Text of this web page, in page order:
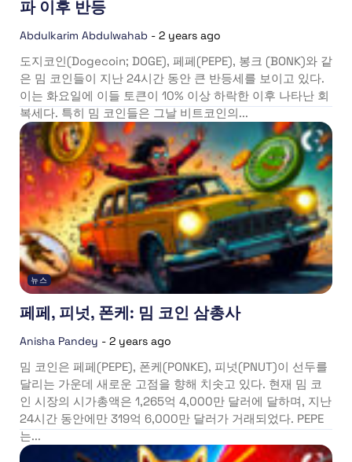
파 이후 반등
Abdulkarim Abdulwahab - 2 years ago
도지코인(Dogecoin; DOGE), 페페(PEPE), 봉크 (BONK)와 같
은 밈 코인들이 지난 24시간 동안 큰 반등세를 보이고 있다.
이는 화요일에 이들 토큰이 10% 이상 하락한 이후 나타난 회
복세다. 특히 밈 코인들은 그날 비트코인의...
뉴스
페페, 피넛, 폰케: 밈 코인 삼총사
Anisha Pandey - 2 years ago
밈 코인은 페페(PEPE), 폰케(PONKE), 피넛(PNUT)이 선두를
달리는 가운데 새로운 고점을 향해 치솟고 있다. 현재 밈 코
인 시장의 시가총액은 1,265억 4,000만 달러에 달하며, 지난
24시간 동안에만 319억 6,000만 달러가 거래되었다. PEPE
는...